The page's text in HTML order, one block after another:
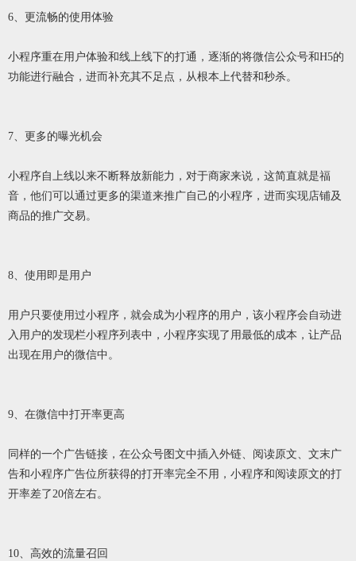
6、更流畅的使用体验
小程序重在用户体验和线上线下的打通，逐渐的将微信公众号和H5的
功能进行融合，进而补充其不足点，从根本上代替和秒杀。
7、更多的曝光机会
小程序自上线以来不断释放新能力，对于商家来说，这简直就是福
音，他们可以通过更多的渠道来推广自己的小程序，进而实现店铺及
商品的推广交易。
8、使用即是用户
用户只要使用过小程序，就会成为小程序的用户，该小程序会自动进
入用户的发现栏小程序列表中，小程序实现了用最低的成本，让产品
出现在用户的微信中。
9、在微信中打开率更高
同样的一个广告链接，在公众号图文中插入外链、阅读原文、文末广
告和小程序广告位所获得的打开率完全不用，小程序和阅读原文的打
开率差了20倍左右。
10、高效的流量召回